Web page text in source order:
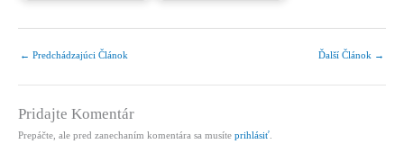
← Predchádzajúci Článok Ďalší Článok →
Pridajte Komentár
Prepáčte, ale pred zanechaním komentára sa musíte prihlásiť